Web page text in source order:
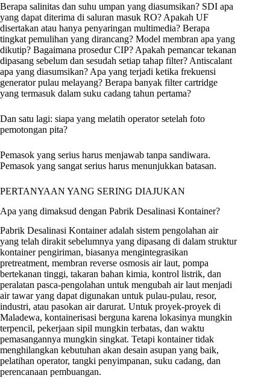
Berapa salinitas dan suhu umpan yang diasumsikan? SDI apa
yang dapat diterima di saluran masuk RO? Apakah UF
disertakan atau hanya penyaringan multimedia? Berapa
tingkat pemulihan yang dirancang? Model membran apa yang
dikutip? Bagaimana prosedur CIP? Apakah pemancar tekanan
dipasang sebelum dan sesudah setiap tahap filter? Antiscalant
apa yang diasumsikan? Apa yang terjadi ketika frekuensi
generator pulau melayang? Berapa banyak filter cartridge
yang termasuk dalam suku cadang tahun pertama?
Dan satu lagi: siapa yang melatih operator setelah foto
pemotongan pita?
Pemasok yang serius harus menjawab tanpa sandiwara.
Pemasok yang sangat serius harus menunjukkan batasan.
PERTANYAAN YANG SERING DIAJUKAN
Apa yang dimaksud dengan Pabrik Desalinasi Kontainer?
Pabrik Desalinasi Kontainer adalah sistem pengolahan air
yang telah dirakit sebelumnya yang dipasang di dalam struktur
kontainer pengiriman, biasanya mengintegrasikan
pretreatment, membran reverse osmosis air laut, pompa
bertekanan tinggi, takaran bahan kimia, kontrol listrik, dan
peralatan pasca-pengolahan untuk mengubah air laut menjadi
air tawar yang dapat digunakan untuk pulau-pulau, resor,
industri, atau pasokan air darurat. Untuk proyek-proyek di
Maladewa, kontainerisasi berguna karena lokasinya mungkin
terpencil, pekerjaan sipil mungkin terbatas, dan waktu
pemasangannya mungkin singkat. Tetapi kontainer tidak
menghilangkan kebutuhan akan desain asupan yang baik,
pelatihan operator, tangki penyimpanan, suku cadang, dan
perencanaan pembuangan.